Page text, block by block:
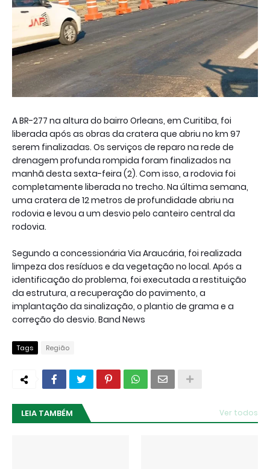
A BR-277 na altura do bairro Orleans, em Curitiba, foi
liberada após as obras da cratera que abriu no km 97
serem finalizadas. Os serviços de reparo na rede de
drenagem profunda rompida foram finalizados na
manhã desta sexta-feira (2). Com isso, a rodovia foi
completamente liberada no trecho. Na última semana,
uma cratera de 12 metros de profundidade abriu na
rodovia e levou a um desvio pelo canteiro central da
rodovia.
Segundo a concessionária Via Araucária, foi realizada
limpeza dos resíduos e da vegetação no local. Após a
identificação do problema, foi executada a restituição
da estrutura, a recuperação do pavimento, a
implantação da sinalização, o plantio de grama e a
correção do desvio. Band News
Tags Região
LEIA TAMBÉM Ver todos